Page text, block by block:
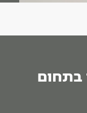
בתחום